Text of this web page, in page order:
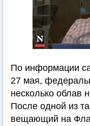
По информации
27 мая,
несколько облав
После одной из
вещающий на